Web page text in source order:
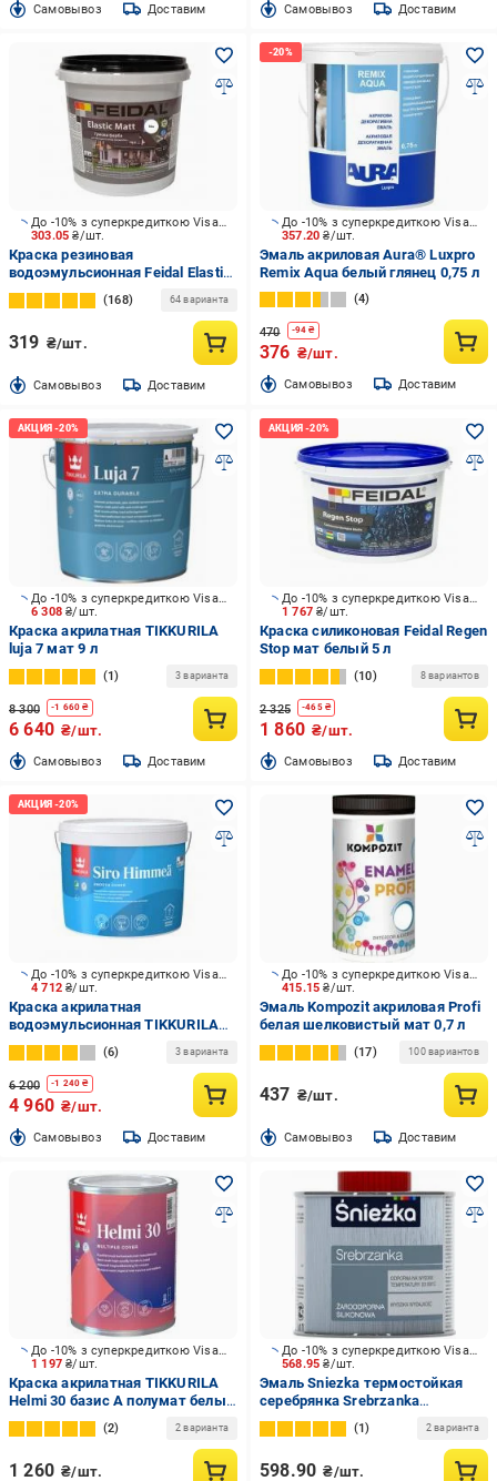
Cамовывоз Доставим Cамовывоз Доставим
303.05₴/шт.
До -10% з суперкредиткою Visa Вигода
Краска резиновая
водоэмульсионная Feidal Elastic
Matt мат белый 1,2 кг
168 64 варианта
319 ₴/шт.
Cамовывоз Доставим
357.20₴/шт.
До -10% з суперкредиткою Visa Вигода
Эмаль акриловая Aura® Luxpro
Remix Aqua белый глянец 0,75 л
4
470 -94 ₴
376 ₴/шт.
Cамовывоз Доставим
6 308₴/шт.
До -10% з суперкредиткою Visa Вигода
Краска акрилатная TIKKURILA
luja 7 мат 9 л
1 3 варианта
8 300 -1 660 ₴
6 640 ₴/шт.
Cамовывоз Доставим
1 767₴/шт.
До -10% з суперкредиткою Visa Вигода
Краска силиконовая Feidal Regen
Stop мат белый 5 л
10 8 вариантов
2 325 -465₴
1 860 ₴/шт.
Cамовывоз Доставим
4 712₴/шт.
До -10% з суперкредиткою Visa Вигода
Краска акрилатная
водоэмульсионная TIKKURILA
Siro Himmea глубокий мат
белый 9 л 13,4 кг
6 3 варианта
6 200 -1 240 ₴
4 960 ₴/шт.
Cамовывоз Доставим
415.15₴/шт.
До -10% з суперкредиткою Visa Вигода
Эмаль Kompozit акриловая Profi
белая шелковистый мат 0,7 л
17 100 вариантов
437 ₴/шт.
Cамовывоз Доставим
1 197₴/шт.
До -10% з суперкредиткою Visa Вигода
Краска акрилатная TIKKURILA
Helmi 30 базис А полумат белый
0,9 л
2 2 варианта
1 260 ₴/шт.
568.95₴/шт.
До -10% з суперкредиткою Visa Вигода
Эмаль Sniezka термостойкая
серебрянка Srebrzanka
серебряный 0,5 л
1 2 варианта
598.90 ₴/шт.